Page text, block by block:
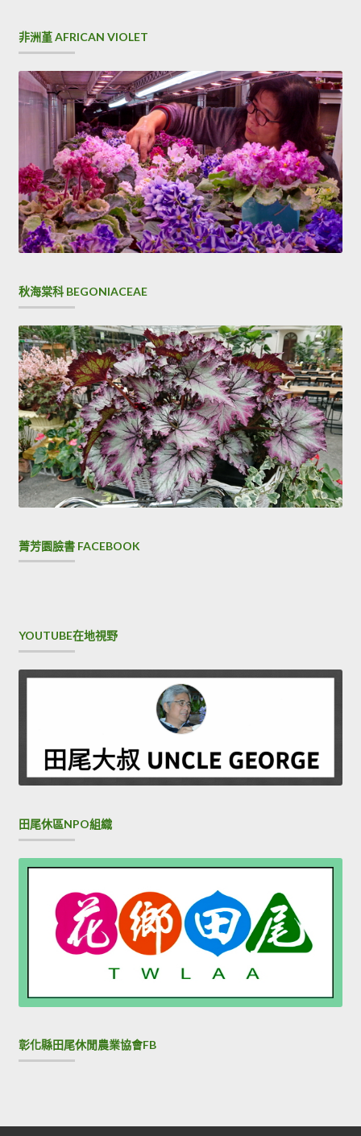
非洲堇 AFRICAN VIOLET
秋海棠科 BEGONIACEAE
菁芳園臉書 FACEBOOK
YOUTUBE在地視野
田尾休區NPO組織
彰化縣田尾休閒農業協會FB